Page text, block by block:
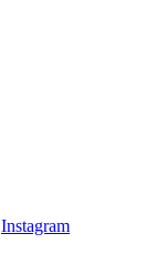
Instagram